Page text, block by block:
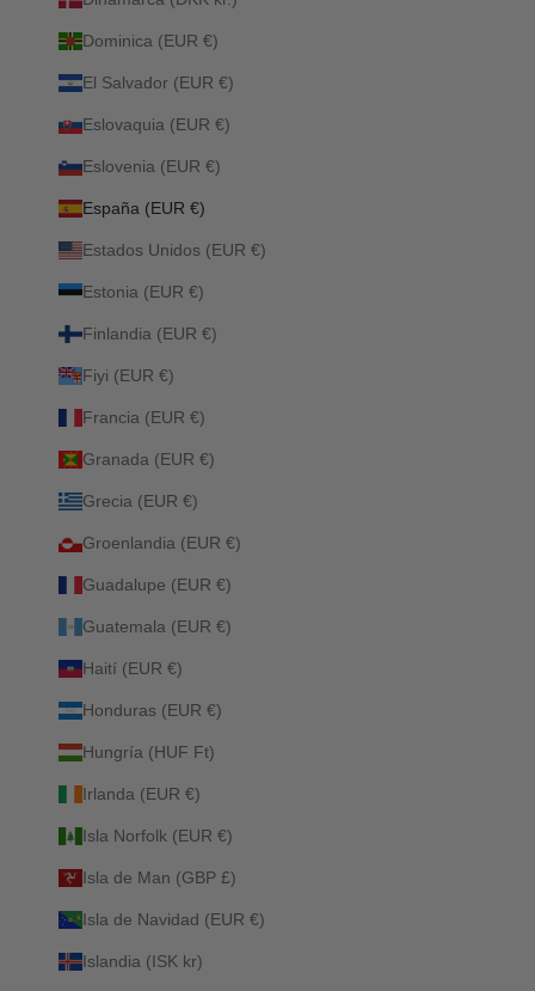
Dominica (EUR €)
El Salvador (EUR €)
Eslovaquia (EUR €)
Eslovenia (EUR €)
España (EUR €)
Estados Unidos (EUR €)
Estonia (EUR €)
Finlandia (EUR €)
Fiyi (EUR €)
Francia (EUR €)
Granada (EUR €)
Grecia (EUR €)
Groenlandia (EUR €)
Guadalupe (EUR €)
Guatemala (EUR €)
Haití (EUR €)
Honduras (EUR €)
Hungría (HUF Ft)
Irlanda (EUR €)
Isla Norfolk (EUR €)
Isla de Man (GBP £)
Isla de Navidad (EUR €)
Islandia (ISK kr)